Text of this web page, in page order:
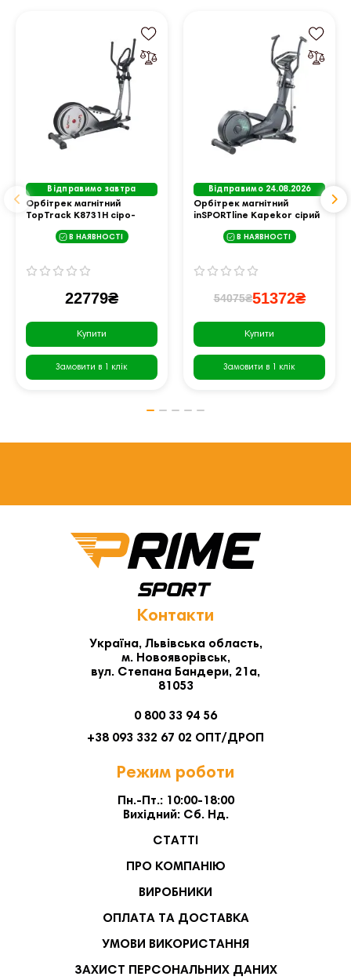
Відправимо завтра
Орбітрек магнітний
TopTrack K8731H сіро-
В НАЯВНОСТІ
22779₴
Купити
Замовити в 1 клік
Відправимо 24.08.2026
Орбітрек магнітний
inSPORTline Kapekor сірий
В НАЯВНОСТІ
54075₴51372₴
Купити
Замовити в 1 клік
Контакти
Україна, Львівська область,
м. Новояворівськ,
вул. Степана Бандери, 21а,
81053
0 800 33 94 56
+38 093 332 67 02 ОПТ/ДРОП
Режим роботи
Пн.-Пт.: 10:00-18:00
Вихідний: Сб. Нд.
СТАТТІ
ПРО КОМПАНІЮ
ВИРОБНИКИ
ОПЛАТА ТА ДОСТАВКА
УМОВИ ВИКОРИСТАННЯ
ЗАХИСТ ПЕРСОНАЛЬНИХ ДАНИХ